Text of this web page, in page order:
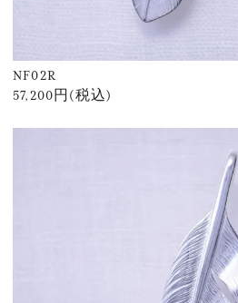
NF02R
57,200円(税込)